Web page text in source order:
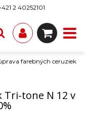
2 40252101
farebných ceruziek
Tri-tone N 12 v